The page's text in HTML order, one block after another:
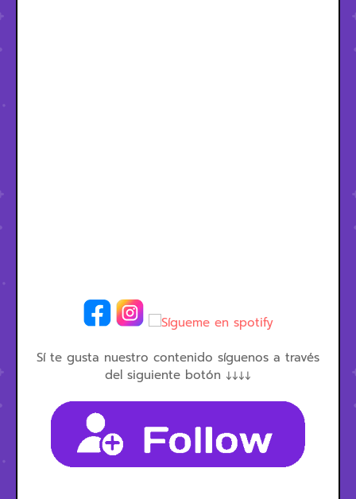
Sí te gusta nuestro contenido síguenos a través
del siguiente botón ↓↓↓↓